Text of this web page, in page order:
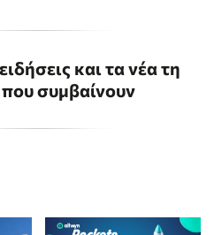
και τα νέα τη
συμβαίνουν